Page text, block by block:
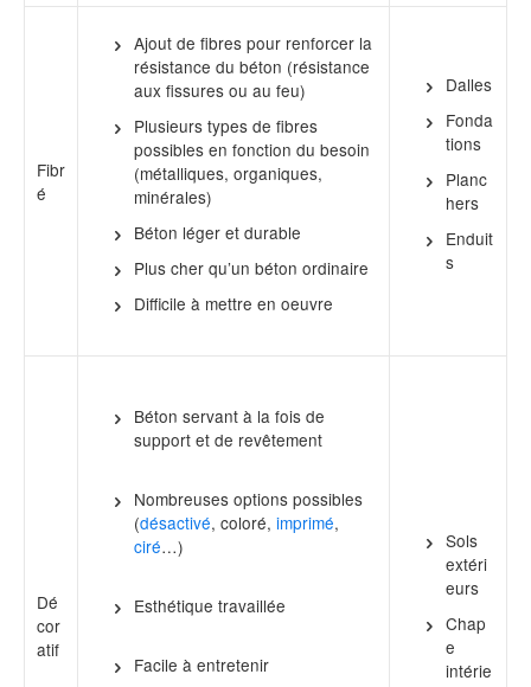
Fibr
é
Ajout de fibres pour renforcer la
résistance du béton (résistance
aux fissures ou au feu)
Plusieurs types de fibres
possibles en fonction du besoin
(métalliques, organiques,
minérales)
Béton léger et durable
Plus cher qu’un béton ordinaire
Difficile à mettre en oeuvre
Dalles
Fonda
tions
Planc
hers
Enduit
s
Dé
cor
atif
Béton servant à la fois de
support et de revêtement
Nombreuses options possibles
(désactivé, coloré, imprimé,
ciré…)
Esthétique travaillée
Facile à entretenir
Sols
extéri
eurs
Chap
e
intérie